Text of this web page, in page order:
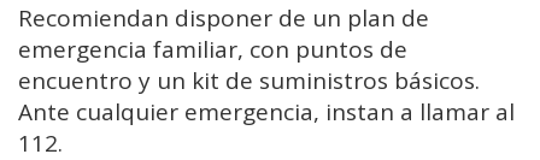
Recomiendan disponer de un plan de
emergencia familiar, con puntos de
encuentro y un kit de suministros básicos.
Ante cualquier emergencia, instan a llamar al
112.